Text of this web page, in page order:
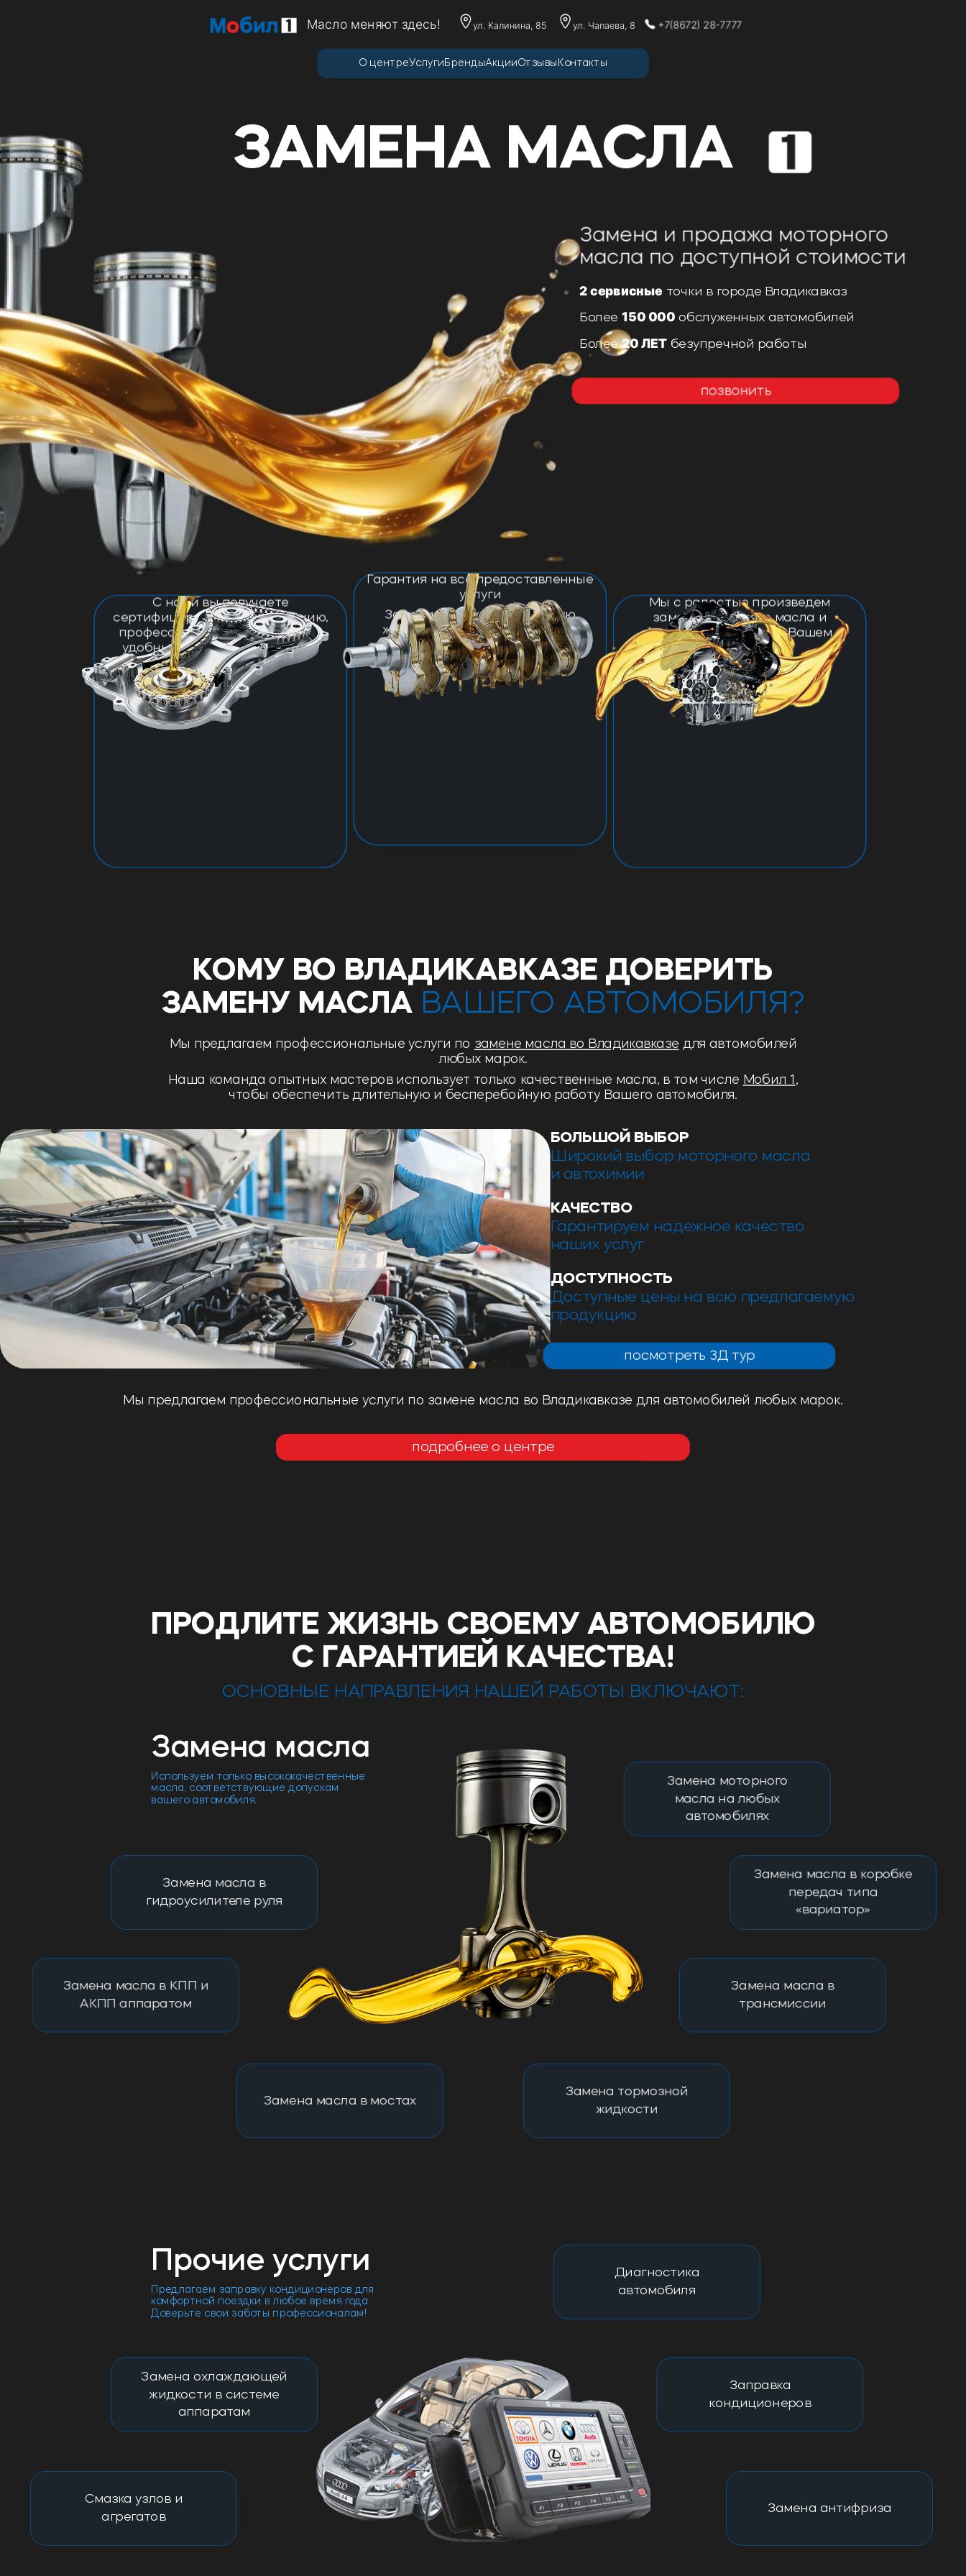
Масло меняют здесь! ул. Калинина, 85 ул. Чапаева, 8 +7(8672) 28-7777
О центреУслуги БрендыАкцииОтзывы Контакты
ЗАМЕНА МАСЛА
Замена и продажа моторного
масла по доступной стоимости
2 сервисные точки в городе Владикавказ
Более 150 000 обслуженных автомобилей
Более20 ЛЕТ безупречной работы
позвонить
С нами вы получаете
сертифицированную продукцию,
профессиональную поддержку,
удобный оперативный сервис
Гарантия на все предоставленные
услуги
Заменим любую техническую
жидкость в твоем автомобиле
Мы с радостью произведем
замену моторного масла и
масляного фильтра в Вашем
автомобиле
КОМУ ВО ВЛАДИКАВКАЗЕ ДОВЕРИТЬ
ЗАМЕНУ МАСЛА ВАШЕГО АВТОМОБИЛЯ?
Мы предлагаем профессиональные услуги по замене масла во Владикавказе для автомобилей
любых марок.
Наша команда опытных мастеровиспользует только качественные масла, в том числе Мобил 1 ,
чтобы обеспечить длительную и бесперебойную работу Вашего автомобиля.
БОЛЬШОЙ ВЫБОР
Широкий выбор моторного масла
и автохимии
КАЧЕСТВО
Гарантируем надежное качество
наших услуг
ДОСТУПНОСТЬ
Доступные цены на всю предлагаемую
продукцию
посмотреть 3Д тур
Мы предлагаем профессиональные услуги по замене масла во Владикавказе для автомобилей любых марок.
подробнее о центре
ПРОДЛИТЕ ЖИЗНЬ СВОЕМУ АВТОМОБИЛЮ
С ГАРАНТИЕЙ КАЧЕСТВА!
ОСНОВНЫЕ НАПРАВЛЕНИЯ НАШЕЙ РАБОТЫ ВКЛЮЧАЮТ:
Замена масла
Используем только высококачественные
масла, соответствующие допускам
вашего автомобиля.
Замена масла в
гидроусилителе руля
Замена масла в КПП и
АКПП аппаратом
Замена масла в мостах
Замена тормозной
жидкости
Замена масла в
трансмиссии
Замена масла в коробке
передач типа
«вариатор»
Замена моторного
масла на любых
автомобилях
Прочие услуги
Предлагаем заправку кондиционеров для
комфортной поездки в любое время года.
Доверьте свои заботы профессионалам!
Замена охлаждающей
жидкости в системе
аппаратам
Смазка узлов и
агрегатов
Замена антифриза
Заправка
кондиционеров
Диагностика
автомобиля